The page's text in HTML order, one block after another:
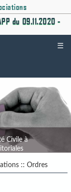
du 09.11.2020 -
☰
Civile à
:: Ordres